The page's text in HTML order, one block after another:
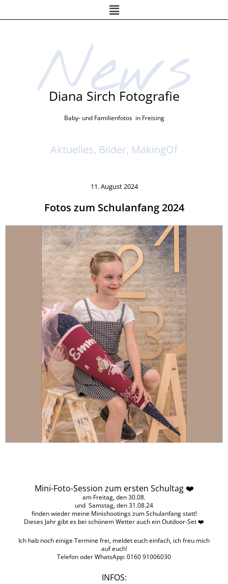
springen
Menü
News
Diana Sirch Fotografie
Baby- und Familienfotos in Freising
Aktuelles, Bilder, MakingOf
11. August 2024
Fotos zum Schulanfang 2024
Mini-Foto-Session zum ersten Schultag ❤️
am Freitag, den 30.08.
und Samstag, den 31.08.24
finden wieder meine Minishootings zum Schulanfang statt!
Dieses Jahr gibt es bei schönem Wetter auch ein Outdoor-Set ❤️
Ich hab noch einige Termine frei, meldet euch einfach, ich freu mich
auf euch!
Telefon oder WhatsApp: 0160 91006030
INFOS: